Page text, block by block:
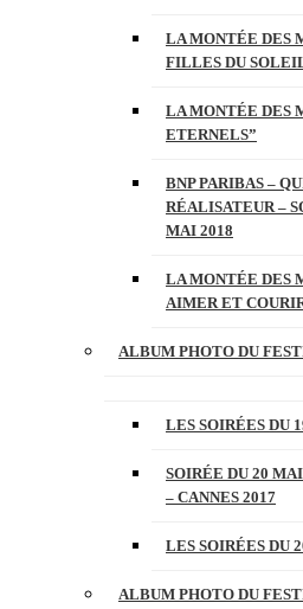
LA MONTÉE DES
FILLES DU
LA MONTÉE DES
ETERNELS”
BNP PARIBAS –
RÉALISATEUR –
MAI 2018
LA MONTÉE DES
AIMER ET
ALBUM PHOTO DU
LES SOIRÉES DU
SOIRÉE DU 20
– CANNES 2017
LES SOIRÉES DU
ALBUM PHOTO DU